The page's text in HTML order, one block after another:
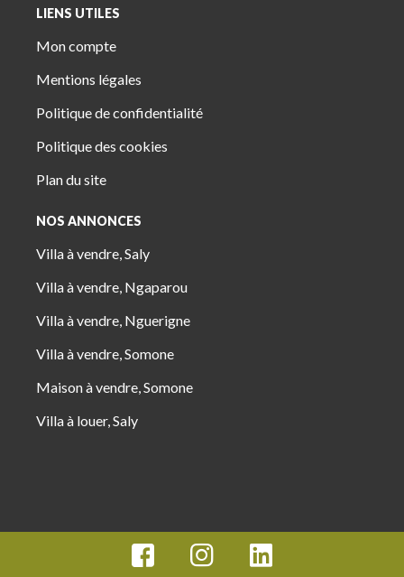
LIENS UTILES
Mon compte
Mentions légales
Politique de confidentialité
Politique des cookies
Plan du site
NOS ANNONCES
Villa à vendre, Saly
Villa à vendre, Ngaparou
Villa à vendre, Nguerigne
Villa à vendre, Somone
Maison à vendre, Somone
Villa à louer, Saly